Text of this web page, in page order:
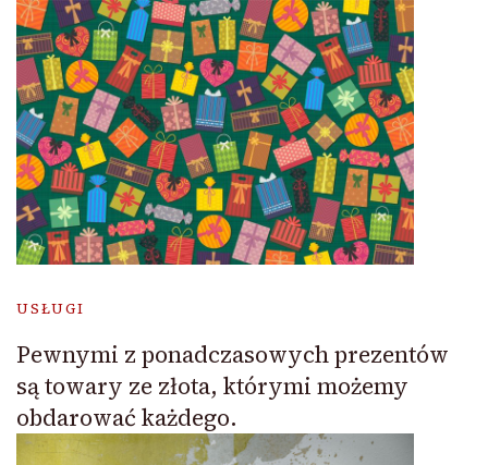
USŁUGI
Pewnymi z ponadczasowych prezentów
są towary ze złota, którymi możemy
obdarować każdego.